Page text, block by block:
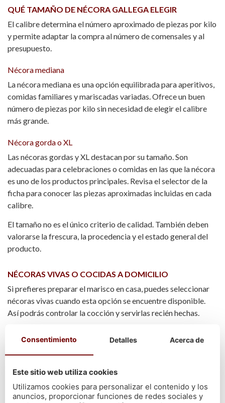
QUÉ TAMAÑO DE NÉCORA GALLEGA ELEGIR
El calibre determina el número aproximado de piezas por kilo
y permite adaptar la compra al número de comensales y al
presupuesto.
Nécora mediana
La nécora mediana es una opción equilibrada para aperitivos,
comidas familiares y mariscadas variadas. Ofrece un buen
número de piezas por kilo sin necesidad de elegir el calibre
más grande.
Nécora gorda o XL
Las nécoras gordas y XL destacan por su tamaño. Son
adecuadas para celebraciones o comidas en las que la nécora
es uno de los productos principales. Revisa el selector de la
ficha para conocer las piezas aproximadas incluidas en cada
calibre.
El tamaño no es el único criterio de calidad. También deben
valorarse la frescura, la procedencia y el estado general del
producto.
NÉCORAS VIVAS O COCIDAS A DOMICILIO
Si prefieres preparar el marisco en casa, puedes seleccionar
nécoras vivas cuando esta opción se encuentre disponible.
Así podrás controlar la cocción y servirlas recién hechas.
práctica para ahorrar tiempo. Se reciben preparadas para
consumir. La cocción puede provocar una merma de peso
normal en este tipo de productos.
Cómo cocer nécoras vivas
Consentimiento Detalles Acerca de
Este sitio web utiliza cookies
Utilizamos cookies para personalizar el contenido y los
anuncios, proporcionar funciones de redes sociales y